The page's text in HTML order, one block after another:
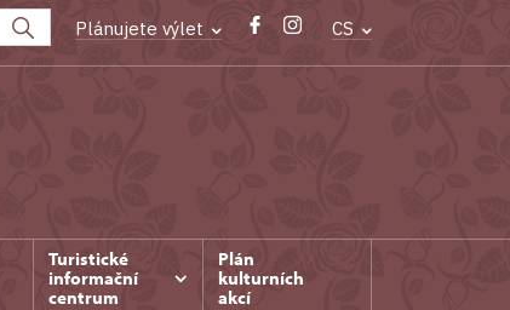
Plánujete výlet CS
Turistické
informační
centrum
Plán
kulturních
akcí